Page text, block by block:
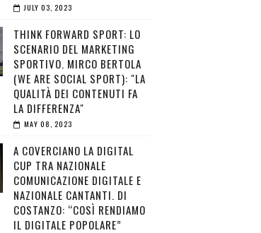
JULY 03, 2023
THINK FORWARD SPORT: LO
SCENARIO DEL MARKETING
SPORTIVO. MIRCO BERTOLA
(WE ARE SOCIAL SPORT): "LA
QUALITÀ DEI CONTENUTI FA
LA DIFFERENZA"
MAY 08, 2023
A COVERCIANO LA DIGITAL
CUP TRA NAZIONALE
COMUNICAZIONE DIGITALE E
NAZIONALE CANTANTI. DI
COSTANZO: “COSÌ RENDIAMO
IL DIGITALE POPOLARE”